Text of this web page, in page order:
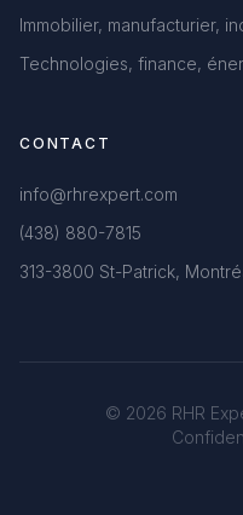
Immobilier, manufacturier,
Technologies, finance,
CONTACT
info@rhrexpert.com
(438) 880-7815
313-3800 St-Patrick,
© 2026 RHR